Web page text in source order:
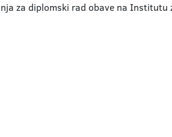
za diplomski rad obave na Institutu